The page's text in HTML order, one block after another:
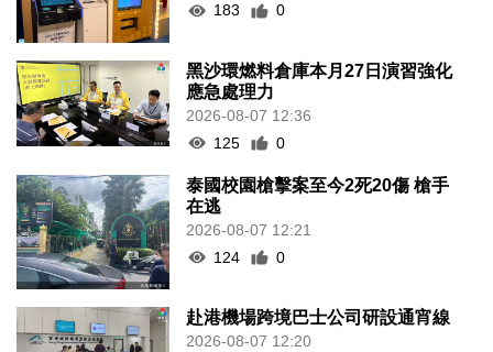
183
0
黑沙環燃料倉庫本月27日演習強化
應急處理力
2026-08-07 12:36
125
0
泰國校園槍擊案至今2死20傷 槍手
在逃
2026-08-07 12:21
124
0
赴港機場跨境巴士公司研設通宵線
2026-08-07 12:20